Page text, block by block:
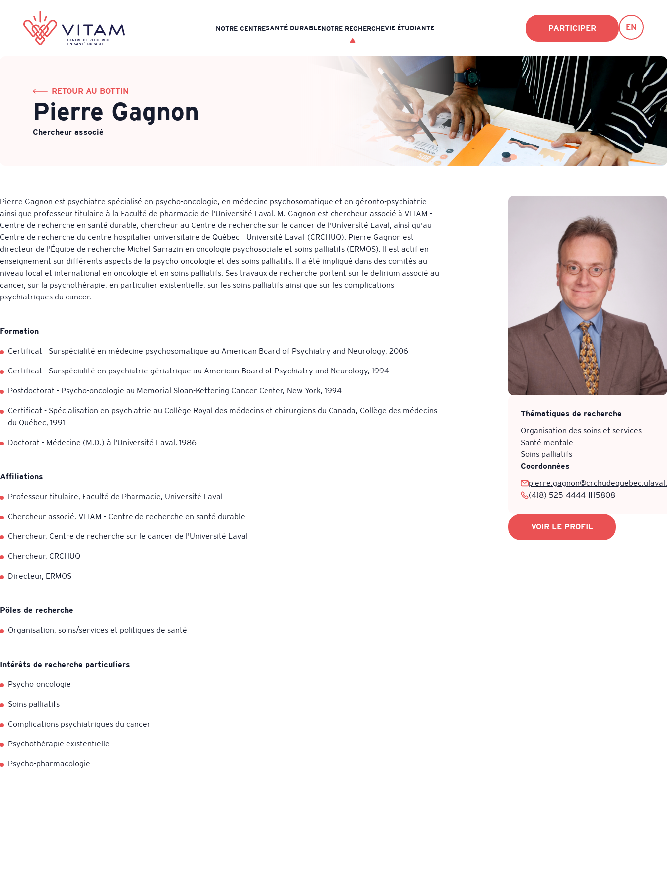
NOTRE CENTRESANTÉ DURABLENOTRE RECHERCHEVIE ÉTUDIANTE PARTICIPER EN
RETOUR AU BOTTIN
Pierre Gagnon
Chercheur associé
Thématiques de recherche
Organisation des soins et services
Santé mentale
Soins palliatifs
Coordonnées
(418) 525-4444 #15808
VOIR LE PROFIL
Pierre Gagnon est psychiatre spécialisé en psycho-oncologie, en médecine psychosomatique et en géronto-psychiatrie
ainsi que professeur titulaire à la Faculté de pharmacie de l'Université Laval. M. Gagnon est chercheur associé à VITAM -
Centre de recherche en santé durable, chercheur au Centre de recherche sur le cancer de l'Université Laval, ainsi qu'au
Centre de recherche du centre hospitalier universitaire de Québec - Université Laval (CRCHUQ). Pierre Gagnon est
directeur de l'Équipe de recherche Michel-Sarrazin en oncologie psychosociale et soins palliatifs (ERMOS). Il est actif en
enseignement sur différents aspects de la psycho-oncologie et des soins palliatifs. Il a été impliqué dans des comités au
niveau local et international en oncologie et en soins palliatifs. Ses travaux de recherche portent sur le delirium associé au
cancer, sur la psychothérapie, en particulier existentielle, sur les soins palliatifs ainsi que sur les complications
psychiatriques du cancer.
Formation
Certificat - Surspécialité en médecine psychosomatique au American Board of Psychiatry and Neurology, 2006
Certificat - Surspécialité en psychiatrie gériatrique au American Board of Psychiatry and Neurology, 1994
Postdoctorat - Psycho-oncologie au Memorial Sloan-Kettering Cancer Center, New York, 1994
Certificat - Spécialisation en psychiatrie au Collège Royal des médecins et chirurgiens du Canada, Collège des médecins
du Québec, 1991
Doctorat - Médecine (M.D.) à l'Université Laval, 1986
Affiliations
Professeur titulaire, Faculté de Pharmacie, Université Laval
Chercheur associé, VITAM - Centre de recherche en santé durable
Chercheur, Centre de recherche sur le cancer de l'Université Laval
Chercheur, CRCHUQ
Directeur, ERMOS
Pôles de recherche
Organisation, soins/services et politiques de santé
Intérêts de recherche particuliers
Psycho-oncologie
Soins palliatifs
Complications psychiatriques du cancer
Psychothérapie existentielle
Psycho-pharmacologie